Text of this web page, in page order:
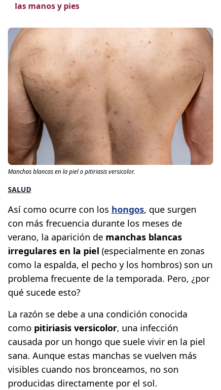
las manos y pies
Manchas blancas en la piel o pitiriasis versicolor.
SALUD
Así como ocurre con los hongos, que surgen
con más frecuencia durante los meses de
verano, la aparición de manchas blancas
irregulares en la piel (especialmente en zonas
como la espalda, el pecho y los hombros) son un
problema frecuente de la temporada. Pero, ¿por
qué sucede esto?
La razón se debe a una condición conocida
como pitiriasis versicolor, una infección
causada por un hongo que suele vivir en la piel
sana. Aunque estas manchas se vuelven más
visibles cuando nos bronceamos, no son
producidas directamente por el sol.